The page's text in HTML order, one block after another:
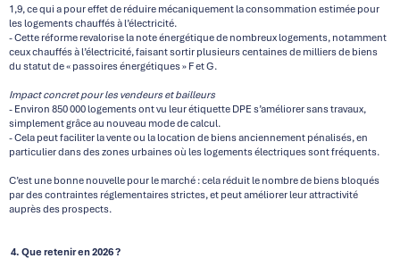
1,9, ce qui a pour effet de réduire mécaniquement la consommation estimée pour
les logements chauffés à l’électricité.
- Cette réforme revalorise la note énergétique de nombreux logements, notamment
ceux chauffés à l’électricité, faisant sortir plusieurs centaines de milliers de biens
du statut de « passoires énergétiques » F et G.
Impact concret pour les vendeurs et bailleurs
- Environ 850 000 logements ont vu leur étiquette DPE s’améliorer sans travaux,
simplement grâce au nouveau mode de calcul.
- Cela peut faciliter la vente ou la location de biens anciennement pénalisés, en
particulier dans des zones urbaines où les logements électriques sont fréquents.
C’est une bonne nouvelle pour le marché : cela réduit le nombre de biens bloqués
par des contraintes réglementaires strictes, et peut améliorer leur attractivité
auprès des prospects.
4. Que retenir en 2026 ?